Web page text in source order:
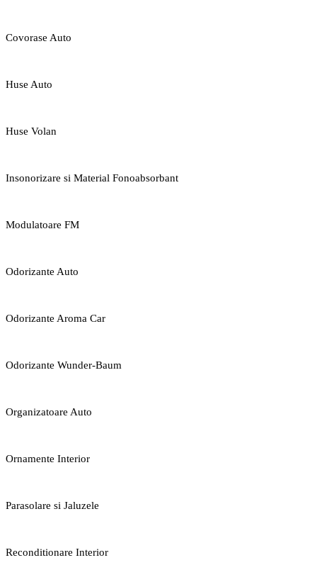
Covorase Auto
Huse Auto
Huse Volan
Insonorizare si Material Fonoabsorbant
Modulatoare FM
Odorizante Auto
Odorizante Aroma Car
Odorizante Wunder-Baum
Organizatoare Auto
Ornamente Interior
Parasolare si Jaluzele
Reconditionare Interior